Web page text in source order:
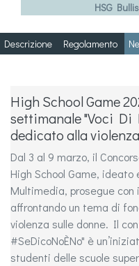
HSG
Descrizione Regolamento
High School Game
settimanale "Voci Di
dedicato alla
Dal 3 al 9 marzo, il
High School Game,
Multimedia, prosegue
affrontando un tema di
violenza sulle donne. Il
#SeDicoNoÈNo" è
studenti delle scuole